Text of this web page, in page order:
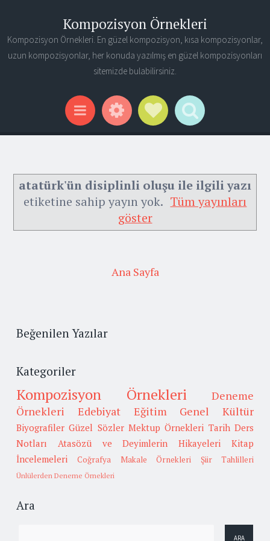
Kompozisyon Örnekleri
Kompozisyon Örnekleri. En güzel kompozisyon, kısa kompozisyonlar,
uzun kompozisyonlar, her konuda yazılmış en güzel kompozisyonları
sitemizde bulabilirsiniz.
Menu WidgetsSocial Links
Search
atatürk'ün disiplinli oluşu ile ilgili yazı
etiketine sahip yayın yok. Tüm yayınları
göster
Ana Sayfa
Beğenilen Yazılar
Kategoriler
Kompozisyon Örnekleri
Deneme
Örnekleri
Edebiyat Eğitim Genel Kültür
Biyografiler Güzel Sözler Mektup Örnekleri Tarih Ders
Notları
Atasözü ve Deyimlerin Hikayeleri
Kitap
İncelemeleri
Coğrafya Makale Örnekleri Şiir Tahlilleri
Ünlülerden Deneme Örnekleri
Ara